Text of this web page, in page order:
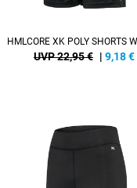
HMLCORE XK POLY SHORTS
UVP 22,95 € | 9,18€